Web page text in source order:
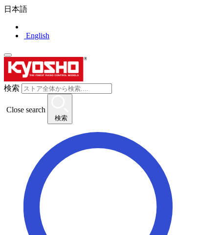
日本語
English
検索
Close search
検索